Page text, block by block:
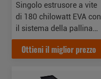
Singolo estrusore a vite
di 180 chilowatt EVA con
il sistema della pallina
del filo dell'acqua
Ottieni il miglior prezzo